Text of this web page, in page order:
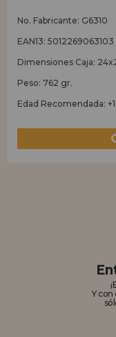
No. Fabricante: G6310
EAN13: 5012269063103
Dimensiones Caja:
Peso: 762 gr.
Edad Recomendada:
Y con